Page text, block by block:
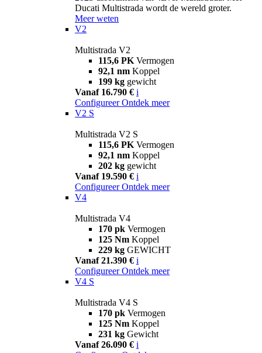
Ducati Multistrada wordt de wereld groter.
Meer weten
V2
Multistrada V2
115,6 PK Vermogen
92,1 nm Koppel
199 kg gewicht
Vanaf 16.790 € i
Configureer Ontdek meer
V2 S
Multistrada V2 S
115,6 PK Vermogen
92,1 nm Koppel
202 kg gewicht
Vanaf 19.590 € i
Configureer Ontdek meer
V4
Multistrada V4
170 pk Vermogen
125 Nm Koppel
229 kg GEWICHT
Vanaf 21.390 € i
Configureer Ontdek meer
V4 S
Multistrada V4 S
170 pk Vermogen
125 Nm Koppel
231 kg Gewicht
Vanaf 26.090 € i